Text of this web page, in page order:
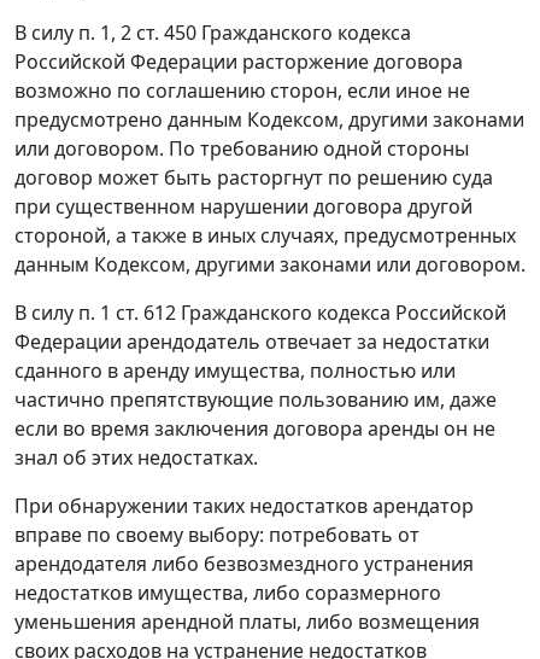
В силу п. 1, 2 ст. 450 Гражданского кодекса
Российской Федерации расторжение договора
возможно по соглашению сторон, если иное не
предусмотрено данным Кодексом, другими законами
или договором. По требованию одной стороны
договор может быть расторгнут по решению суда
при существенном нарушении договора другой
стороной, а также в иных случаях, предусмотренных
данным Кодексом, другими законами или договором.
В силу п. 1 ст. 612 Гражданского кодекса Российской
Федерации арендодатель отвечает за недостатки
сданного в аренду имущества, полностью или
частично препятствующие пользованию им, даже
если во время заключения договора аренды он не
знал об этих недостатках.
При обнаружении таких недостатков арендатор
вправе по своему выбору: потребовать от
арендодателя либо безвозмездного устранения
недостатков имущества, либо соразмерного
уменьшения арендной платы, либо возмещения
своих расходов на устранение недостатков